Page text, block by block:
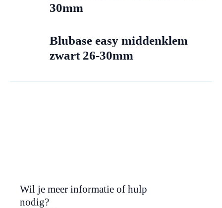
30mm
Blubase easy middenklem
zwart 26-30mm
Wil je meer informatie of hulp
nodig?